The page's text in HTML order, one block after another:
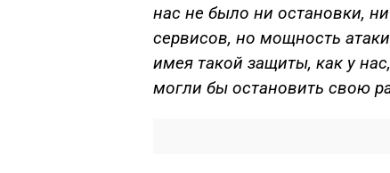
нас не было ни остановки,
сервисов, но мощность
имея такой защиты, как у
могли бы остановить свою